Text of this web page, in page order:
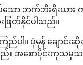
က်တီးရီးယား ကူးစ
ြတ်နိုင်ပါသည်။
ါ။ ပုံမှန် ချောင်
။ အစောပိုင်းကုသမှုသ